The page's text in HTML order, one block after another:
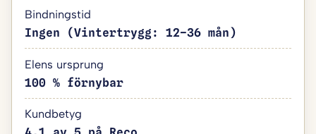
Bindningstid
Ingen (Vintertrygg: 12–36 mån)
Elens ursprung
100 % förnybar
Kundbetyg